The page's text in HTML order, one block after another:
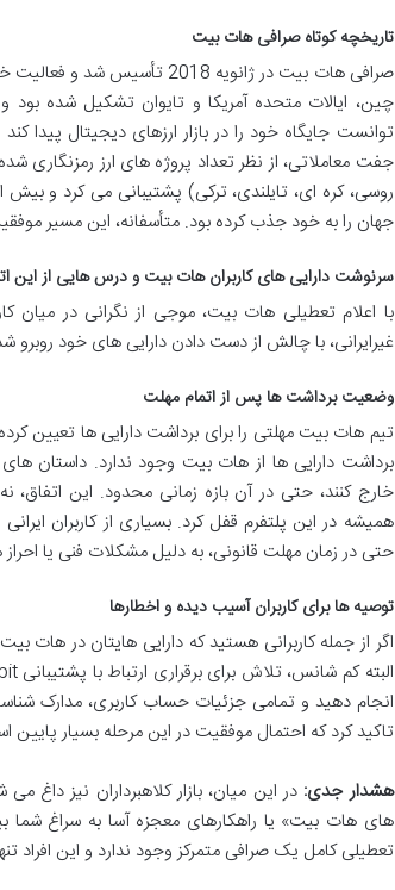
تاریخچه کوتاه صرافی هات بیت
صرافی هات بیت در ژانویه
چین، ایالات متحده آمریکا و تایوان تشکیل شده
جهان را به خود جذب کرده بود. متأسفانه، این مسیر موفقیت آمیز در نهایت
سرنوشت دارایی های کاربران هات بیت و درس هایی از این
با اعلام تعطیلی هات بیت، موجی از نگرانی در میان
غیرایرانی، با چالش از دست دادن دارایی های خود
وضعیت برداشت ها پس از اتمام مهلت
تیم هات بیت مهلتی را برای برداشت دارایی ها تعیین
برداشت دارایی ها از هات بیت وجود ندارد. داستان
خارج کنند، حتی در آن بازه زمانی محدود. این اتفاق،
همیشه در این پلتفرم قفل کرد. بسیاری از کاربران
حتی در زمان مهلت قانونی، به دلیل مشکلات فنی یا
توصیه ها برای کاربران آسیب دیده و اخطارها
اگر از جمله کاربرانی هستید که دارایی هایتان در هات
انجام دهید و تمامی جزئیات حساب کاربری، مدارک
تاکید کرد که احتمال موفقیت در این مرحله بسیار پایین
هشدار جدی: در این میان، بازار کلاهبرداران نیز داغ
های هات بیت» یا راهکارهای معجزه آسا به سراغ شما
تعطیلی کامل یک صرافی متمرکز وجود ندارد و این افراد